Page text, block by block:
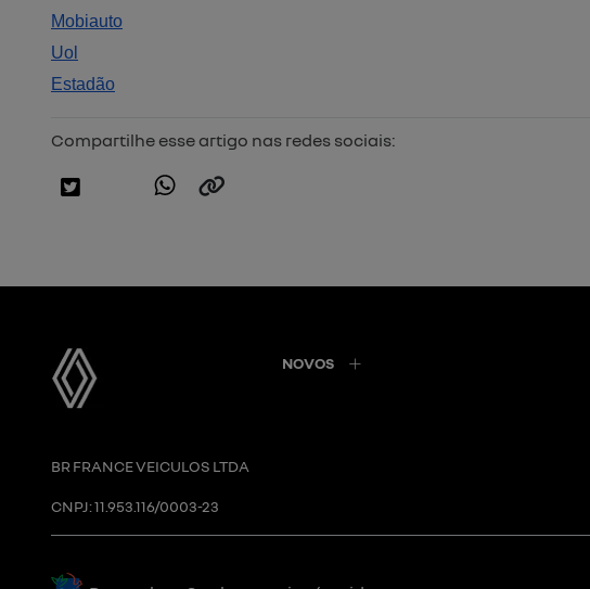
Mobiauto
Uol
Estadão
Compartilhe esse artigo nas redes sociais:
NOVOS
BR FRANCE VEICULOS LTDA
CNPJ: 11.953.116/0003-23